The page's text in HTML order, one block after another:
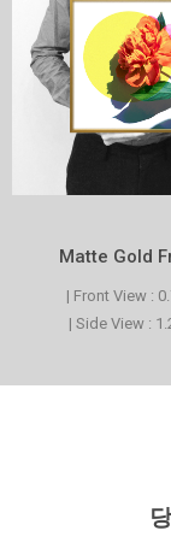
Matte Gold
| Front View :
| Side View :